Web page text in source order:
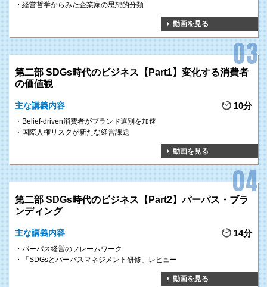
経営哲学からみた企業家の思想的分類
動画を見る
第二部 SDGs時代のビジネス【Part1】変化する消費者
の価値観
主な講義内容 10分
Belief-driven消費者がブランド選別を加速
国際人権リスクが新たな経営課題
動画を見る
第二部 SDGs時代のビジネス【Part2】パーパス・ブラ
ンディング
主な講義内容 14分
パーパス経営のフレームワーク
「SDGsとパーパスマネジメント研修」レビュー
動画を見る